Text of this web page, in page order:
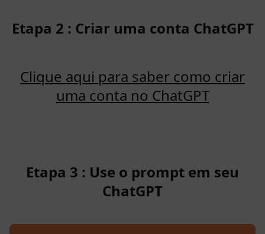
Etapa 2 : Criar uma conta ChatGPT
Clique aqui para saber como criar
uma conta no ChatGPT
Etapa 3 : Use o prompt em seu
ChatGPT